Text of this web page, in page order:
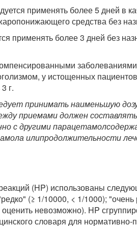
применять более 5 дней в
средства без
применять более 3 дней без
у истощенных
г.
принимать наименьшую
приемами должен
с другими
илипродолжительности
(HP) использованы
(≥ 1/10000, < 1/1000);
невозможно). HP
словаря для нормативно-